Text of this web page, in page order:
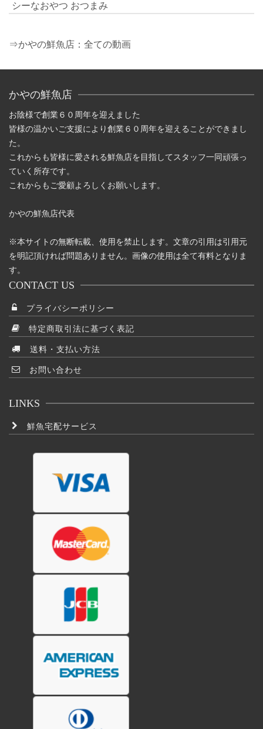
シーなおやつ おつまみ
⇒かやの鮮魚店：全ての動画
かやの鮮魚店
お陰様で創業６０周年を迎えました
皆様の温かいご支援により創業６０周年を迎えることができまし
た。
これからも皆様に愛される鮮魚店を目指してスタッフ一同頑張っ
ていく所存です。
これからもご愛顧よろしくお願いします。
かやの鮮魚店代表
※本サイトの無断転載、使用を禁止します。文章の引用は引用元
を明記頂ければ問題ありません。画像の使用は全て有料となりま
す。
CONTACT US
プライバシーポリシー
特定商取引法に基づく表記
送料・支払い方法
お問い合わせ
LINKS
鮮魚宅配サービス